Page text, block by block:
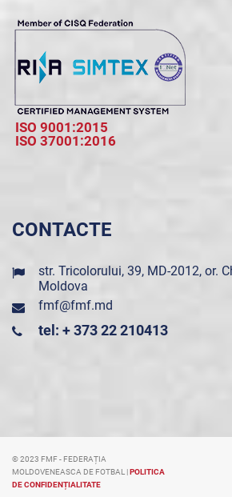
ISO 9001:2015
ISO 37001:2016
CONTACTE
str. Tricolorului, 39, MD-2012, or.
Moldova
fmf@fmf.md
tel: + 373 22 210413
© 2023 FMF - FEDERAȚIA
MOLDOVENEASCA DE FOTBAL |POLITICA
DE CONFIDENȚIALITATE